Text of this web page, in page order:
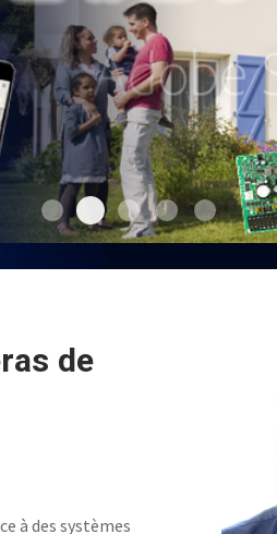
Paradox - SP Spectra
Paradox -
Panneau de
La
de
à des systèmes